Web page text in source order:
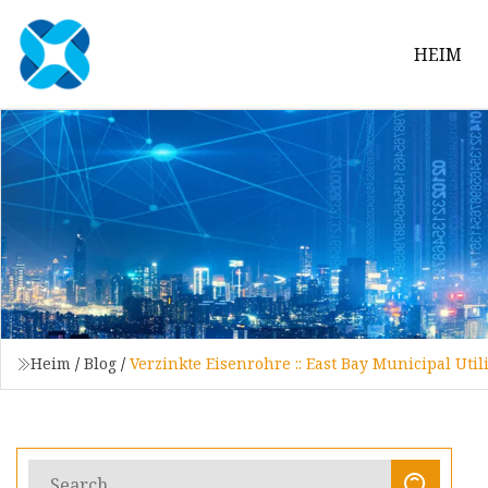
HEIM
Heim / Blog / Verzinkte Eisenrohre :: East Bay Municipal